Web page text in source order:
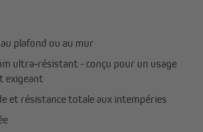
plafond ou au mur
ultra‑résistant - conçu pour un usage
exigeant
et résistance totale aux intempéries